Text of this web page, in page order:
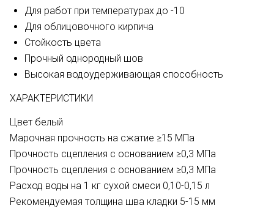
Для работ при температурах до -10
Для облицовочного кирпича
Стойкость цвета
Прочный однородный шов
Высокая водоудерживающая способность
ХАРАКТЕРИСТИКИ
Цвет белый
Марочная прочность на сжатие ≥15 МПа
Прочность сцепления с основанием ≥0,3 МПа
Прочность сцепления с основанием ≥0,3 МПа
Расход воды на 1 кг сухой смеси 0,10-0,15 л
Рекомендуемая толщина шва кладки 5-15 мм